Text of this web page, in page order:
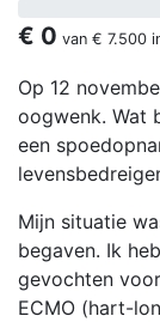
€ 0 van € 7.500
Op 12
oogwenk. Wat
een
Mijn situatie
begaven. Ik
gevochten
ECMO (hart-